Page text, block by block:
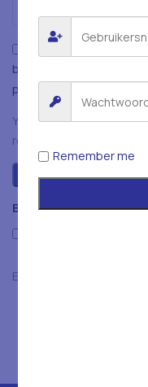
Beoordelingen
Er zijn nog geen
browser voor de
plaats.
You have to be logged
review.
Remember me